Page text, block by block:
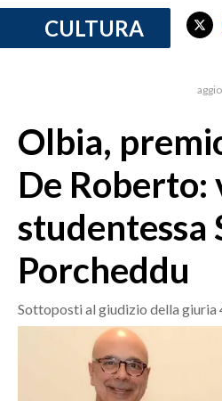
CRONACA SARDEGNA
MEDIO CAMPIDANO
ORISTANO E PROVINCIA
SASSARI E PROVINCIA
GALLURA
NUORO E PROVINCIA
OGLIASTRA
CULTURA
Olbia,
De Roberto:
studentessa
Porcheddu
Sottoposti al giudizio della giuria